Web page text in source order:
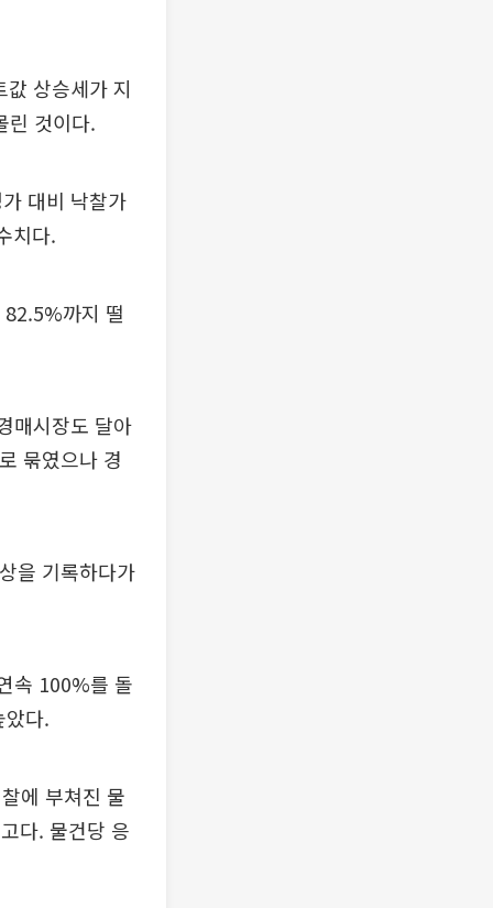
상승세가 지
린 것이다.
대비 낙찰가
치다.
까지 떨
매시장도 달아
묶였으나 경
을 기록하다가
속 100%를 돌
다.
에 부쳐진 물
다. 물건당 응